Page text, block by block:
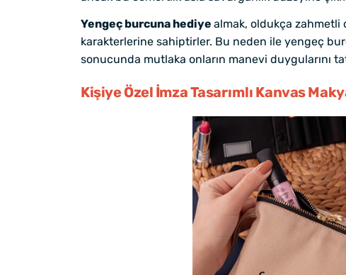
Yengeç burcuna hediye almak, oldukça zahmetli
karakterlerine sahiptirler. Bu neden ile yengeç
sonucunda mutlaka onların manevi duygularını
Kişiye Özel İmza Tasarımlı Kanvas